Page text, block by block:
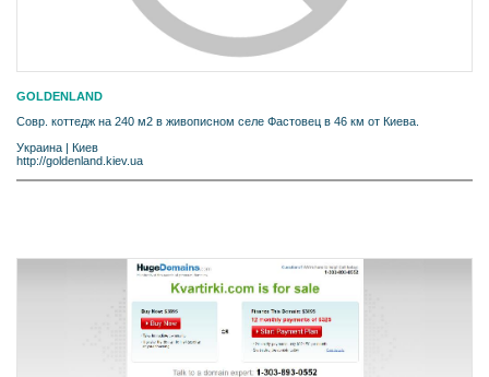
GOLDENLAND
Совр. коттедж на 240 м2 в живописном селе Фастовец в 46 км от Киева.
Украина | Киев
http://goldenland.kiev.ua